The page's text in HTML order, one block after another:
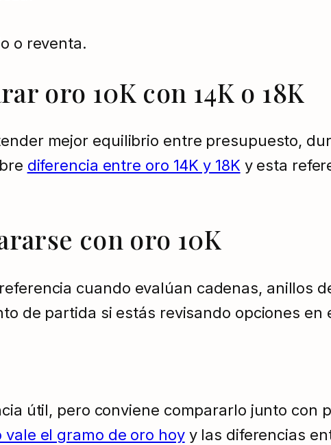
o reventa.
oro 10K con 14K o 18K
mejor equilibrio entre presupuesto,
diferencia entre oro 14K y 18K y esta
con oro 10K
cuando evalúan cadenas, anillos
de partida si estás revisando opciones en
útil, pero conviene compararlo junto con
vale el gramo de oro hoyy las diferencias